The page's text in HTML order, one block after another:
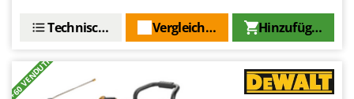
Hinzufügen
Vergleichen Sie
Technische Daten
+60 VENDUTI